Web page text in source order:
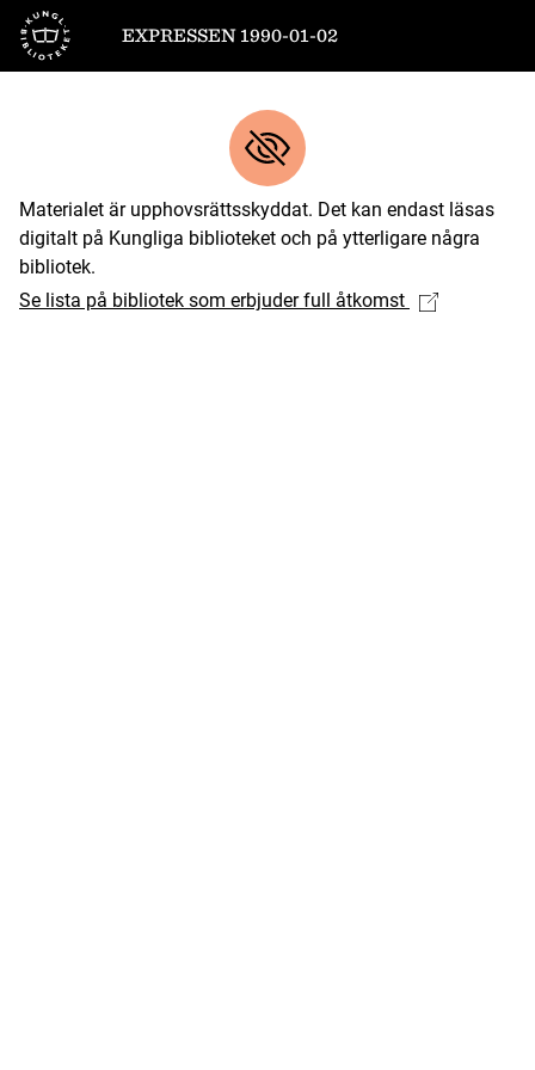
Till startsidan
EXPRESSEN 1990-01-02
Materialet är upphovsrättsskyddat. Det kan endast läsas
digitalt på Kungliga biblioteket och på ytterligare några
bibliotek.
Se lista på bibliotek som erbjuder full åtkomst